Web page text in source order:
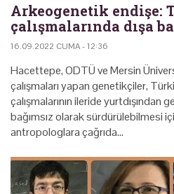
Arkeogenetik endişe:
çalışmalarında dışa
16.09.2022 CUMA - 12:36
Hacettepe, ODTÜ ve Mersin
çalışmaları yapan genetikçiler,
çalışmalarının ileride yurtdışından
bağımsız olarak sürdürülebilmesi
antropologlara çağrıda…